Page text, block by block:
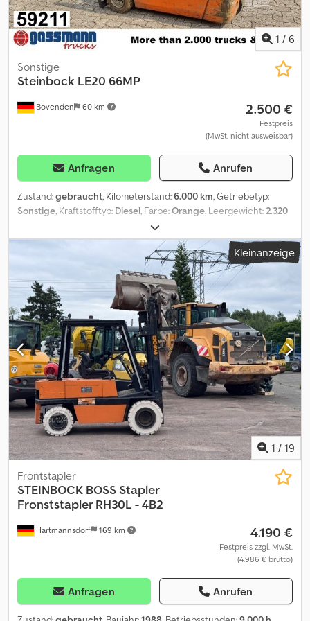
1 / 6
Bovenden 60 km
Sonstige
Steinbock LE20 66MP
2.500 €
Festpreis
(MwSt. nicht ausweisbar)
Anfragen Anrufen
Zustand:gebraucht, Kilometerstand:6.000 km, Getriebetyp:
Sonstige, Kraftstofftyp: Diesel, Farbe:Orange, Leergewicht:2.320
, Baujahr:
Fahrzeugstandort: Bovenden, Crjdpfxei N H Huj Aagjf Aufbau:
Gabelstabler Masthöhe (Hubhöhe) 3300mm, Tragfähigkeit:
2000kg, ca. 6.000 Betr.-Std. ZUBEHÖRANGABEN OHNE GEWÄHR,
Änderungen, Zwischenverkauf und Irrtümer vorbehalten! - .
Kleinanzeige
1 / 19
Hartmannsdorf 169 km
Frontstapler
STEINBOCK BOSS Stapler
Fronststapler RH30L - 4B2
4.190 €
Festpreis zzgl. MwSt.
(4.986 € brutto)
Anfragen Anrufen